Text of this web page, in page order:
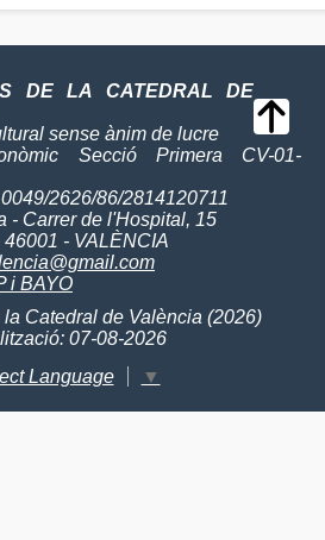
DE LA CATEDRAL DE
sense ànim de lucre
Secció Primera CV-01-
2626/86/2814120711
- Carrer de l'Hospital, 15
- VALÈNCIA
i BAYO
Catedral de València (2026)
07-08-2026
Language
▼